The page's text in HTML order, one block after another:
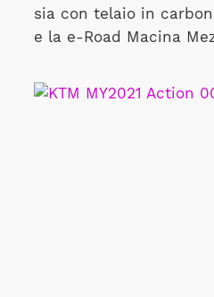
sia con telaio in
e la e-Road Macina